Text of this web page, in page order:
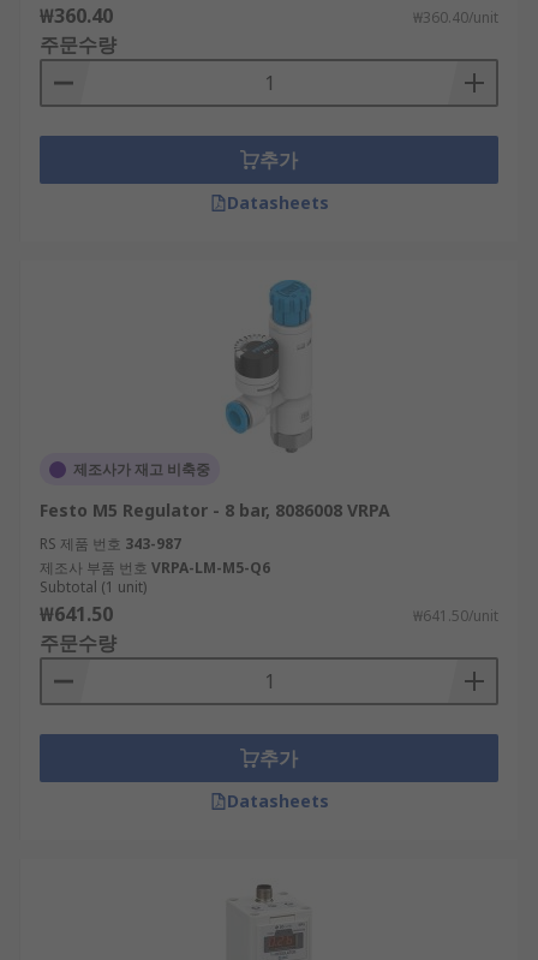
₩360.40 ₩360.40/unit
주문수량
추가
Datasheets
제조사가 재고 비축중
Festo M5 Regulator - 8 bar, 8086008 VRPA
RS 제품 번호 343-987
제조사 부품 번호 VRPA-LM-M5-Q6
Subtotal (1 unit)
₩641.50 ₩641.50/unit
주문수량
추가
Datasheets